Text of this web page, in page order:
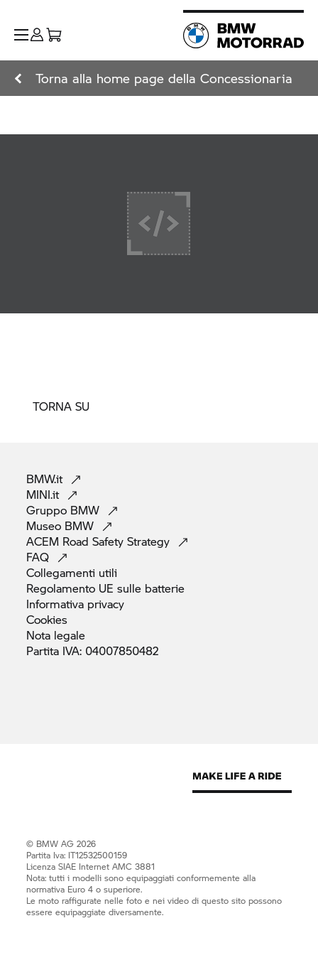
Torna alla home page della Concessionaria
+ Leggi di più
TORNA SU
BMW.it
MINI.it
Gruppo BMW
Museo BMW
ACEM Road SafetyStrategy
FAQ
Collegamenti utili
Regolamento UE sulle batterie
Informativa privacy
Cookies
Nota legale
Partita IVA: 04007850482
© BMW AG 2026
Partita Iva: IT12532500159
Licenza SIAE Internet AMC 3881
Nota: tutti i modelli sono equipaggiati conformemente alla
normativa Euro 4 o superiore.
Le moto raffigurate nelle foto e nei video di questo sito possono
essere equipaggiate diversamente.